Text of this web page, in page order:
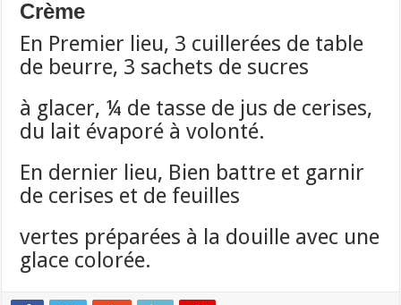
Crème
En Premier lieu, 3 cuillerées de table
de beurre, 3 sachets de sucres
à glacer, ¼ de tasse de jus de cerises,
du lait évaporé à volonté.
En dernier lieu, Bien battre et garnir
de cerises et de feuilles
vertes préparées à la douille avec une
glace colorée.